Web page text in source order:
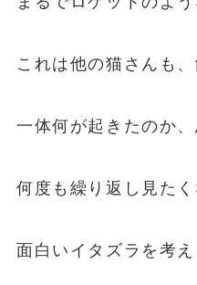
これは他の猫さんも
一体何が起きたのか
何度も繰り返し見たく
面白いイタズラを考